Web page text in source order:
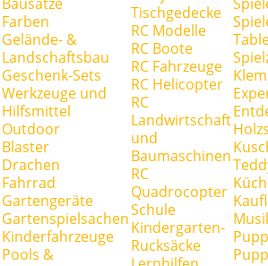
Farben
Gelände- &
Landschaftsbau
Geschenk-Sets
Werkzeuge und
Hilfsmittel
Outdoor
Blaster
Drachen
Fahrrad
Gartengeräte
Gartenspielsachen
Kinderfahrzeuge
Pools &
Tischgedecke
RC Modelle
RC Boote
RC Fahrzeuge
RC Helicopter
RC
Landwirtschaft
und
Baumaschinen
RC
Quadrocopter
Schule
Kindergarten-
Rucksäcke